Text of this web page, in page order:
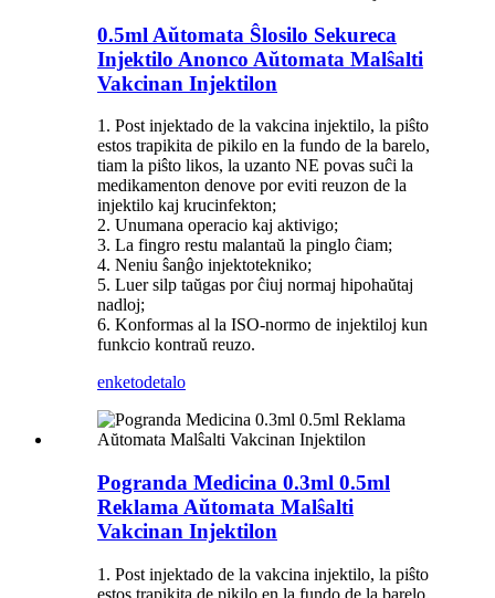
0.5ml Aŭtomata Ŝlosilo Sekureca
Injektilo Anonco Aŭtomata Malŝalti
Vakcinan Injektilon
1. Post injektado de la vakcina injektilo, la piŝto
estos trapikita de pikilo en la fundo de la barelo,
tiam la piŝto likos, la uzanto NE povas suĉi la
medikamenton denove por eviti reuzon de la
injektilo kaj krucinfekton;
2. Unumana operacio kaj aktivigo;
3. La fingro restu malantaŭ la pinglo ĉiam;
4. Neniu ŝanĝo injektotekniko;
5. Luer silp taŭgas por ĉiuj normaj hipohaŭtaj
nadloj;
6. Konformas al la ISO-normo de injektiloj kun
funkcio kontraŭ reuzo.
enketodetalo
Pogranda Medicina 0.3ml 0.5ml
Reklama Aŭtomata Malŝalti
Vakcinan Injektilon
1. Post injektado de la vakcina injektilo, la piŝto
estos trapikita de pikilo en la fundo de la barelo,